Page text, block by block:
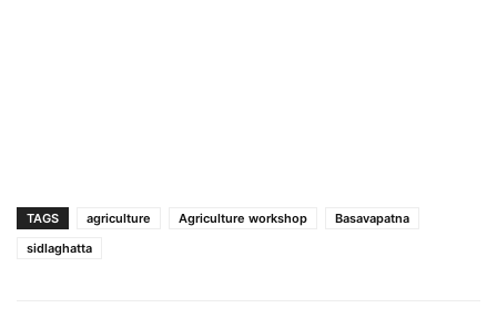
TAGS agriculture Agriculture workshop
Basavapatna
sidlaghatta